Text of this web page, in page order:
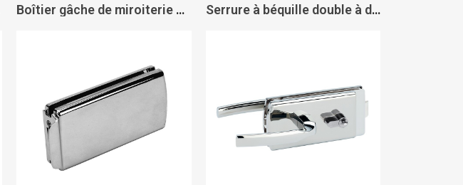
Boîtier gâche de miroiterie Lagune 4309 - ASSA ABLOY Serrure à béquille double à déport Artis chromé mat pour porte en verre - ASSA ABLOY